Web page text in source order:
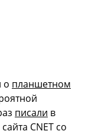
о планшетном
писали в
CNET со